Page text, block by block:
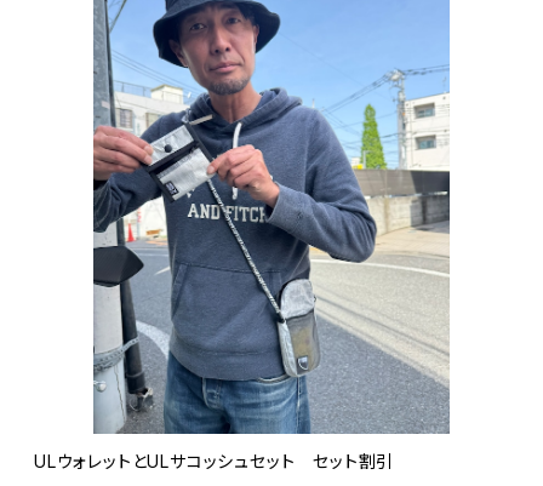
ULウォレットとULサコッシュセット セット割引